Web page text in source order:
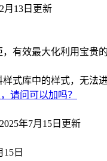
2月13日更新
有效最大化利用宝贵
式库中的样式，无法
请问可以加吗？
2025年7月15日更新
15日